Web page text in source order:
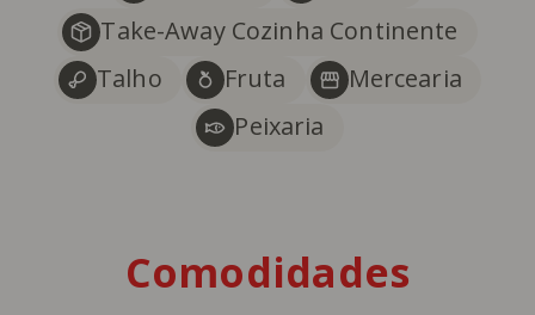
Take-Away Cozinha Continente
Talho
Fruta
Mercearia
Peixaria
Comodidades